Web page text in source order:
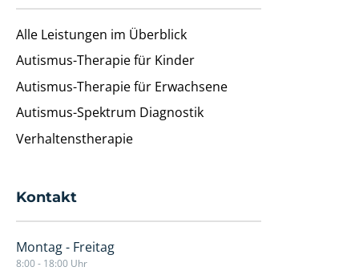
Alle Leistungen im Überblick
Autismus-Therapie für Kinder
Autismus-Therapie für Erwachsene
Autismus-Spektrum Diagnostik
Verhaltenstherapie
Kontakt
Montag - Freitag
8:00 - 18:00 Uhr